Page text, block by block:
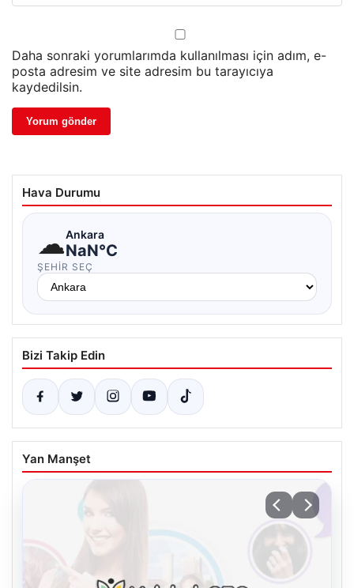
Daha sonraki yorumlarımda kullanılması için adım, e-
posta adresim ve site adresim bu tarayıcıya
kaydedilsin.
Hava Durumu
☁Ankara
NaN°C
ŞEHIR SEÇ
Bizi Takip Edin
Yan Manşet